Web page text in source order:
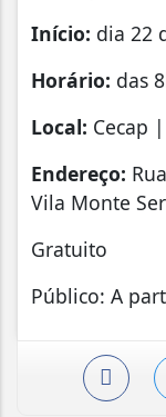
Início: dia 22
Horário: das
Local: Cecap
Endereço:
Vila Monte
Gratuito
Público: A